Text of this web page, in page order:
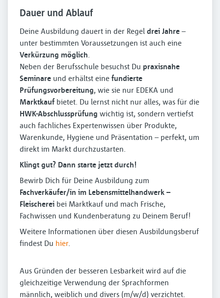
Dauer und Ablauf
Deine Ausbildung dauert in der Regel drei Jahre –
unter bestimmten Voraussetzungen ist auch eine
Verkürzung möglich.
Neben der Berufsschule besuchst Du praxisnahe
Seminare und erhältst eine fundierte
Prüfungsvorbereitung, wie sie nur EDEKA und
Marktkauf bietet. Du lernst nicht nur alles, was für die
HWK-Abschlussprüfung wichtig ist, sondern vertiefst
auch fachliches Expertenwissen über Produkte,
Warenkunde, Hygiene und Präsentation – perfekt, um
direkt im Markt durchzustarten.
Klingt gut? Dann starte jetzt durch!
Bewirb Dich für Deine Ausbildung zum
Fachverkäufer/in im Lebensmittelhandwerk –
Fleischerei bei Marktkauf und mach Frische,
Fachwissen und Kundenberatung zu Deinem Beruf!
Weitere Informationen über diesen Ausbildungsberuf
findest Du hier.
Aus Gründen der besseren Lesbarkeit wird auf die
gleichzeitige Verwendung der Sprachformen
männlich, weiblich und divers (m/w/d) verzichtet.